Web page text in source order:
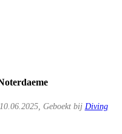
Geboekt bij Diving